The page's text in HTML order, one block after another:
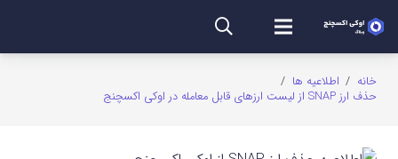
خانه / اطلاعیه ها /
حذف ارز SNAP از لیست ارزهای قابل معامله در اوکی اکسچنج